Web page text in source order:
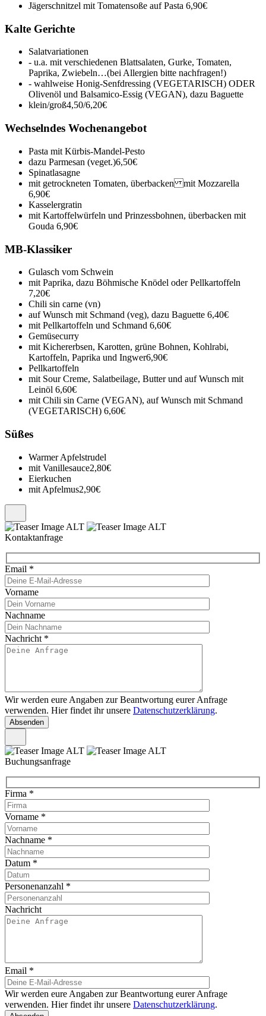
Jägerschnitzel mit Tomatensoße auf Pasta 6,90€
Kalte Gerichte
Salatvariationen
- u.a. mit verschiedenen Blattsalaten, Gurke, Tomaten,
Paprika, Zwiebeln…(bei Allergien bitte nachfragen!)
- wahlweise Honig-Senfdressing (VEGETARISCH) ODER
Olivenöl und Balsamico-Essig (VEGAN), dazu Baguette
klein/groß4,50/6,20€
Wechselndes Wochenangebot
Pasta mit Kürbis-Mandel-Pesto
dazu Parmesan (veget.)6,50€
Spinatlasagne
mit getrockneten Tomaten, überbacken mit Mozzarella
6,90€
Kasselergratin
mit Kartoffelwürfeln und Prinzessbohnen, überbacken mit
Gouda 6,90€
MB-Klassiker
Gulasch vom Schwein
mit Paprika, dazu Böhmische Knödel oder Pellkartoffeln
7,20€
Chili sin carne (vn)
auf Wunsch mit Schmand (veg), dazu Baguette 6,40€
mit Pellkartoffeln und Schmand 6,60€
Gemüsecurry
mit Kichererbsen, Karotten, grüne Bohnen, Kohlrabi,
Kartoffeln, Paprika und Ingwer6,90€
Pellkartoffeln
mit Sour Creme, Salatbeilage, Butter und auf Wunsch mit
Leinöl 6,60€
mit Chili sin Carne (VEGAN), auf Wunsch mit Schmand
(VEGETARISCH) 6,60€
Süßes
Warmer Apfelstrudel
mit Vanillesauce2,80€
Eierkuchen
mit Apfelmus2,90€
Kontaktanfrage
Email *
Vorname
Nachname
Nachricht *
Wir werden eure Angaben zur Beantwortung eurer Anfrage
verwenden. Hier findet ihr unsere Datenschutzerklärung.
Buchungsanfrage
Firma *
Vorname *
Nachname *
Datum *
Personenanzahl *
Nachricht
Email *
Wir werden eure Angaben zur Beantwortung eurer Anfrage
verwenden. Hier findet ihr unsere Datenschutzerklärung.